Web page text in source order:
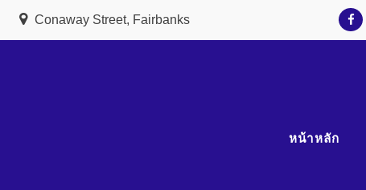
Conaway Street, Fairbanks
หน้าหลัก